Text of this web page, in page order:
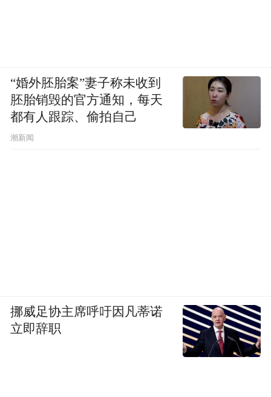
“婚外胚胎案”妻子称未收到
胚胎销毁的官方通知，每天
都有人跟踪、偷拍自己
潮新闻
挪威足协主席呼吁因凡蒂诺
立即辞职